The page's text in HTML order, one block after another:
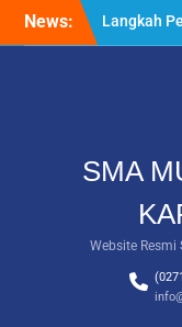
News:
Langkah
Generasi
Kebangsaan
Saat Fajar
Angkatan
SMA
Website